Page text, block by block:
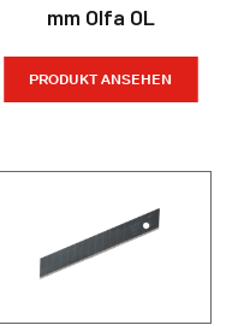
mm Olfa OL
PRODUKT ANSEHEN